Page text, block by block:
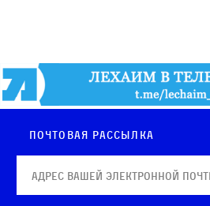
Почтовая рассылка